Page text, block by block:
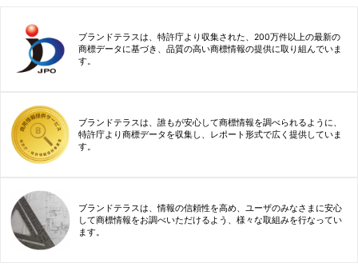
ブランドテラスは、特許庁より収集された、200万件以上の最新の
商標データに基づき、品質の高い商標情報の提供に取り組んでいま
す。
ブランドテラスは、誰もが安心して商標情報を調べられるように、
特許庁より商標データを収集し、レポート形式で広く提供していま
す。
ブランドテラスは、情報の信頼性を高め、ユーザのみなさまに安心
して商標情報をお調べいただけるよう、様々な取組みを行なってい
ます。